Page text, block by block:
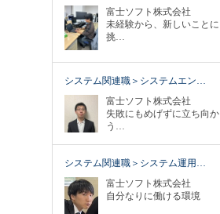
富士ソフト株式会社
未経験から、新しいことに
挑…
システム関連職＞システムエン…
富士ソフト株式会社
失敗にもめげずに立ち向か
う…
システム関連職＞システム運用…
富士ソフト株式会社
自分なりに働ける環境